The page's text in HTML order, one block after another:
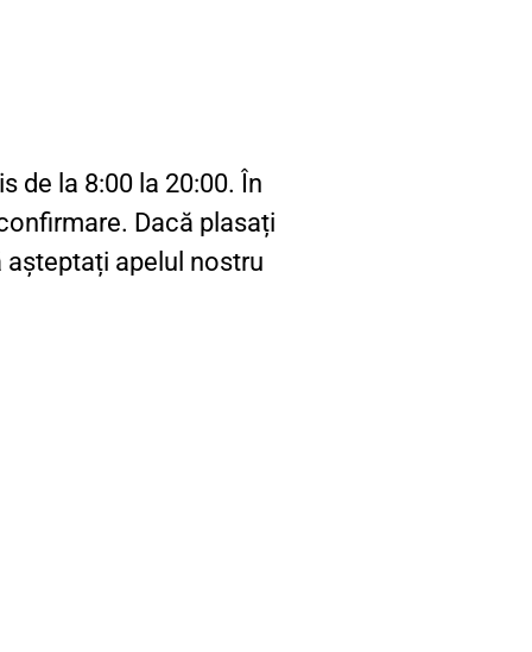
de la 8:00 la 20:00. În
Dacă plasați
apelul nostru